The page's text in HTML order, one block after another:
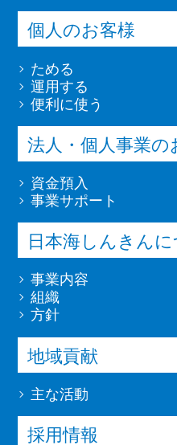
個人のお客様
ためる
運用する
便利に使う
法人・個人事業の
資金預入
事業サポート
日本海しんきん
事業内容
組織
方針
地域貢献
主な活動
採用情報